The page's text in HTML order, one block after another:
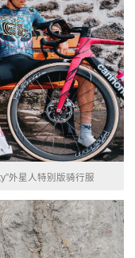
外星人特别版骑行服